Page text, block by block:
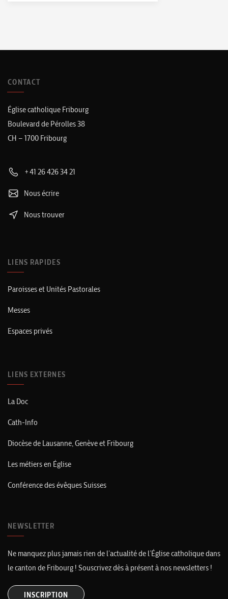
CONTACT
Église catholique Fribourg
Boulevard de Pérolles 38
CH – 1700 Fribourg
+41 26 426 34 21
Nous écrire
Nous trouver
LIENS RAPIDES
Paroisses et Unités Pastorales
Messes
Espaces privés
LIENS EXTERNES
La Doc
Cath-Info
Diocèse de Lausanne, Genève et Fribourg
Les métiers en Église
Conférence des évêques Suisses
NEWSLETTER
Ne manquez plus jamais rien de l’actualité de l’Église catholique dans
le canton de Fribourg ! Souscrivez dès à présent à nos newsletters !
INSCRIPTION